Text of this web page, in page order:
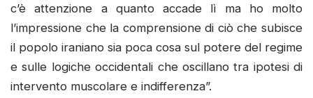
c’è attenzione a quanto accade lì ma ho molto
l’impressione che la comprensione di ciò che subisce
il popolo iraniano sia poca cosa sul potere del regime
e sulle logiche occidentali che oscillano tra ipotesi di
intervento muscolare e indifferenza”.